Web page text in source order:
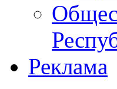
Реклама